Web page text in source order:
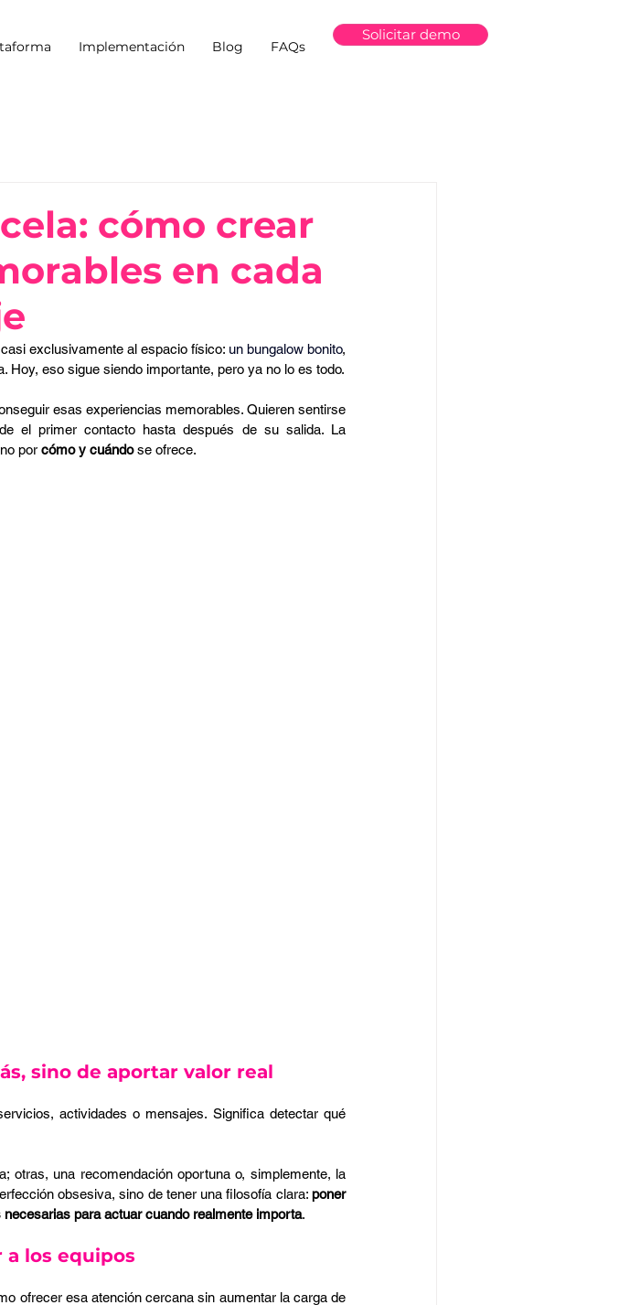
Implementación Blog FAQs
Solicitar demo
cómo crear
en cada
exclusivamente al espacio físico: un bungalow bonito,
Hoy, eso sigue siendo importante, pero ya no lo es todo.
esas experiencias memorables. Quieren sentirse
el primer contacto hasta después de su salida. La
por cómo y cuándo se ofrece.
sino de aportar valor real
actividades o mensajes. Significa detectar qué
otras, una recomendación oportuna o, simplemente, la
obsesiva, sino de tener una filosofía clara: poner
para actuar cuando realmente importa.
a los equipos
ofrecer esa atención cercana sin aumentar la carga de